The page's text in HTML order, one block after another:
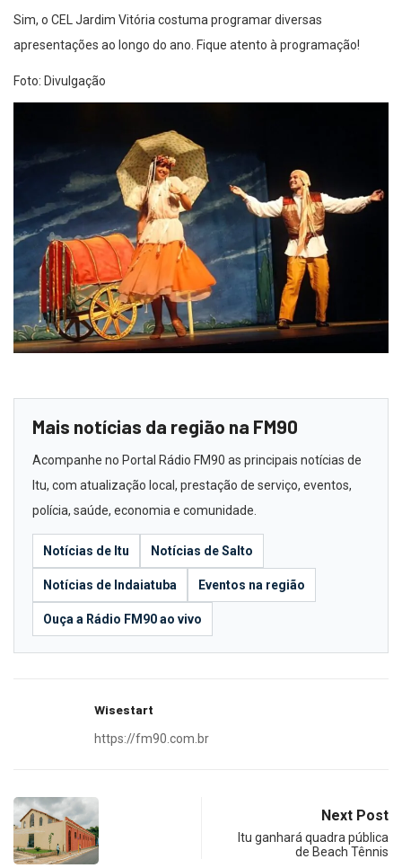
Sim, o CEL Jardim Vitória costuma programar diversas
apresentações ao longo do ano. Fique atento à programação!
Foto: Divulgação
Mais notícias da região na FM90
Acompanhe no Portal Rádio FM90 as principais notícias de
Itu, com atualização local, prestação de serviço, eventos,
polícia, saúde, economia e comunidade.
Notícias de Itu Notícias de Salto
Notícias de Indaiatuba Eventos na região
Ouça a Rádio FM90 ao vivo
Wisestart
https://fm90.com.br
Next Post
Itu ganhará quadra pública
de Beach Tênnis